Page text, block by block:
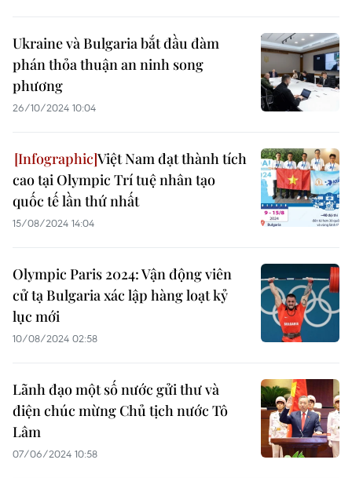
Ukraine và Bulgaria bắt đầu đàm
phán thỏa thuận an ninh song
phương
26/10/2024 10:04
Việt Nam đạt thành tích
cao tại Olympic Trí tuệ nhân tạo
quốc tế lần thứ nhất
15/08/2024 14:04
Olympic Paris 2024: Vận động viên
cử tạ Bulgaria xác lập hàng loạt kỷ
lục mới
10/08/2024 02:58
Lãnh đạo một số nước gửi thư và
điện chúc mừng Chủ tịch nước Tô
Lâm
07/06/2024 10:58